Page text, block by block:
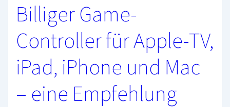
Billiger Game-
Controller für Apple-TV,
iPad, iPhone und Mac
– eine Empfehlung